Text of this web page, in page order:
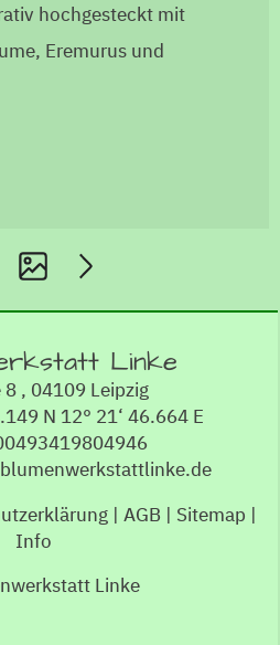
hochgesteckt mit
Eremurus und
Linke
, 04109 Leipzig
N 12° 21‘ 46.664 E
| AGB | Sitemap |
Info
Linke